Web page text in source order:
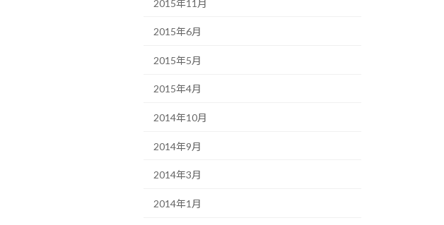
2015年11月
2015年6月
2015年5月
2015年4月
2014年10月
2014年9月
2014年3月
2014年1月